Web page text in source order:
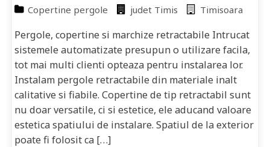
Copertine pergole judet Timis Timisoara
Pergole, copertine si marchize retractabile Intrucat
sistemele automatizate presupun o utilizare facila,
tot mai multi clienti opteaza pentru instalarea lor.
Instalam pergole retractabile din materiale inalt
calitative si fiabile. Copertine de tip retractabil sunt
nu doar versatile, ci si estetice, ele aducand valoare
estetica spatiului de instalare. Spatiul de la exterior
poate fi folosit ca […]